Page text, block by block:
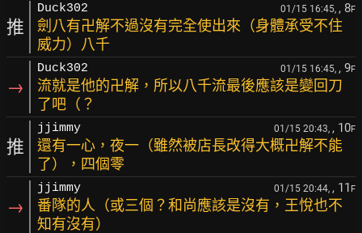
推
Duck302 01/15 16:45, , 8F
劍八有卍解不過沒有完全使出來（身體承受不住
威力）八千
→
Duck302 01/15 16:45, , 9F
流就是他的卍解，所以八千流最後應該是變回刀
了吧（？
推
jjimmy 01/15 20:43, , 10F
還有一心，夜一（雖然被店長改得大概卍解不能
了），四個零
→
jjimmy 01/15 20:44, , 11 F
番隊的人（或三個？和尚應該是沒有，王悅也不
知有沒有）